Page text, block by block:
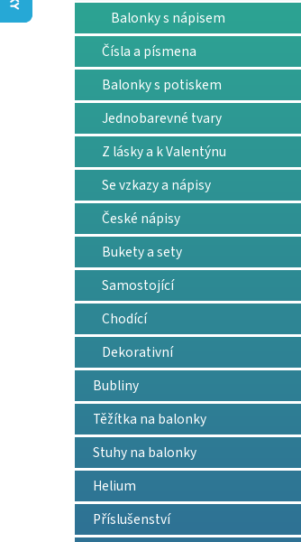
l
Balonky s nápisem
Čísla a písmena
Balonky s potiskem
Jednobarevné tvary
Z lásky a k Valentýnu
Se vzkazy a nápisy
České nápisy
Bukety a sety
Samostojící
Chodící
Dekorativní
Bubliny
Těžítka na balonky
Stuhy na balonky
Helium
Příslušenství